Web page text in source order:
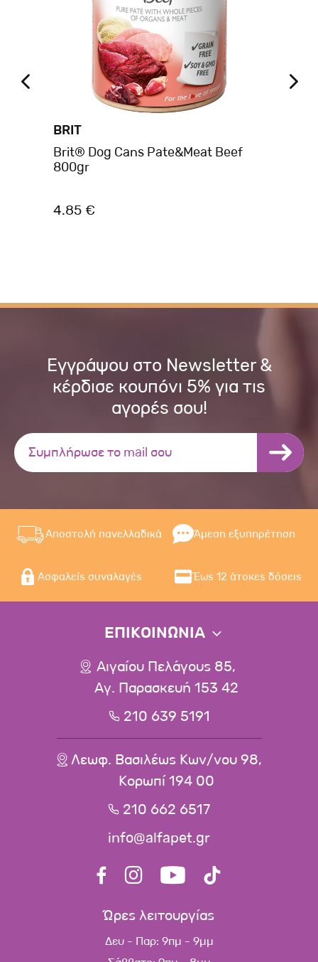
BRIT
Brit® Dog Cans Pate&Meat Beef
800gr
4.85 €
Εγγράψου στο Newsletter &
κέρδισε κουπόνι 5% για τις
αγορές σου!
Αποστολή πανελλαδικά Άμεση εξυπηρέτηση
Ασφαλείς συναλαγές Έως 12 άτοκες δόσεις
ΕΠΙΚΟΙΝΩΝΙΑ
Αιγαίου Πελάγους 85,
Αγ. Παρασκευή 153 42
210 639 5191
Λεωφ. Βασιλέως Κων/νου 98,
Κορωπί 194 00
210 662 6517
info@alfapet.gr
Ώρες λειτουργίας
Δευ - Παρ: 9πμ - 9μμ